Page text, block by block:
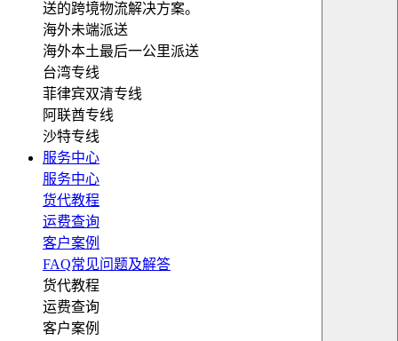
送的跨境物流解决方案。
海外未端派送
海外本土最后一公里派送
台湾专线
菲律宾双清专线
阿联酋专线
沙特专线
服务中心
服务中心
货代教程
运费查询
客户案例
FAQ常见问题及解答
货代教程
运费查询
客户案例